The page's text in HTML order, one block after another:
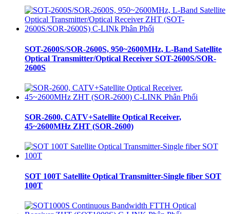
SOT-2600S/SOR-2600S, 950~2600MHz, L-Band Satellite
Optical Transmitter/Optical Receiver SOT-2600S/SOR-
2600S
SOR-2600, CATV+Satellite Optical Receiver,
45~2600MHz ZHT (SOR-2600)
SOT 100T Satellite Optical Transmitter-Single fiber SOT
100T